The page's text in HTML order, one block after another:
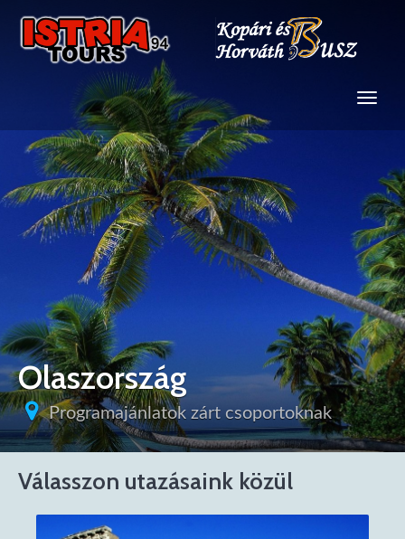
Olaszország
Programajánlatok zárt csoportoknak
Válasszon utazásaink közül